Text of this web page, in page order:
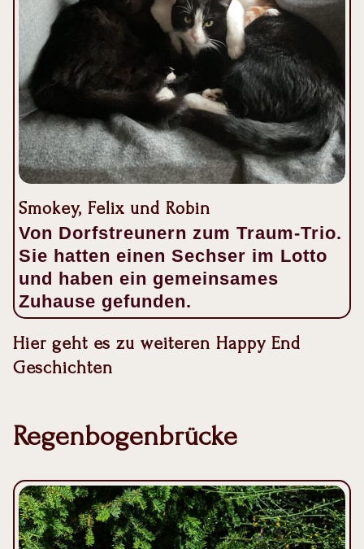
Smokey, Felix und Robin
Von Dorfstreunern zum Traum-Trio.
Sie hatten einen Sechser im Lotto
und haben ein gemeinsames
Zuhause gefunden.
Hier geht es zu weiteren Happy End
Geschichten
Regenbogenbrücke